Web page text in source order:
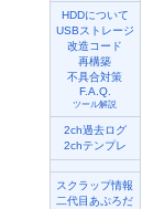
HDDについて
USBストレージ
改造コード
再構築
不具合対策
F.A.Q.
ツール解説
2ch過去ログ
2chテンプレ
スクラップ情報
二代目あぷろだ